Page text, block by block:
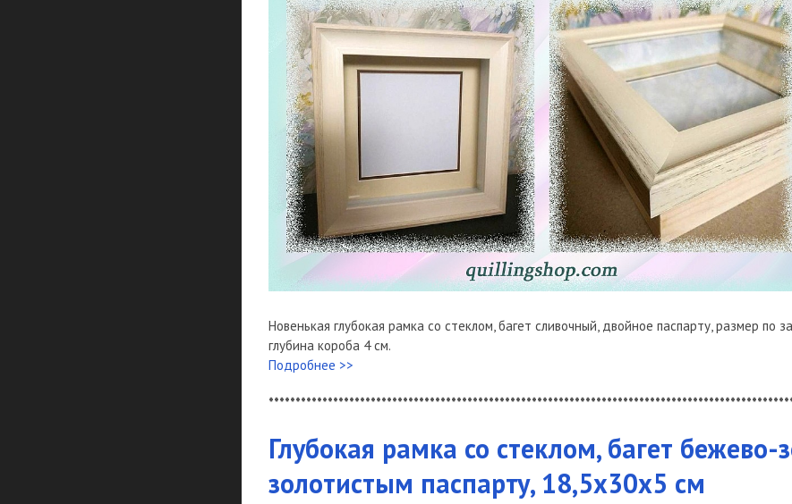
Новенькая глубокая рамка со стеклом, багет сливочный, двойное паспарту, размер по
глубина короба 4 см.
Подробнее >>
​Глубокая рамка со стеклом, багет бежево-
золотистым паспарту, 18,5х30х5 см